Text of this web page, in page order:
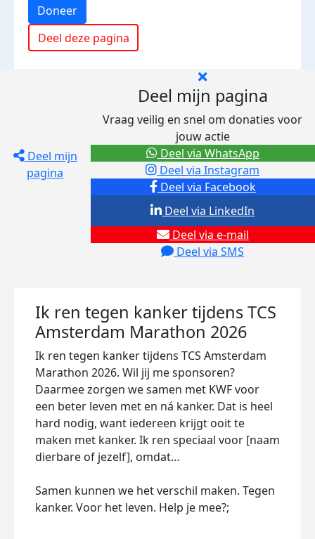
Doneer
Deel deze pagina
Deel mijn
pagina
Deel mijn pagina
Vraag veilig en snel om donaties voor
jouw actie
Deel via Facebook
Deel via Instagram
Deel via e-mail
Deel via SMS
Deel via LinkedIn
Deel via WhatsApp
Ik ren tegen kanker tijdens TCS
Amsterdam Marathon 2026
Ik ren tegen kanker tijdens TCS Amsterdam
Marathon 2026. Wil jij me sponsoren?
Daarmee zorgen we samen met KWF voor
een beter leven met en ná kanker. Dat is heel
hard nodig, want iedereen krijgt ooit te
maken met kanker. Ik ren speciaal voor [naam
dierbare of jezelf], omdat…
Samen kunnen we het verschil maken. Tegen
kanker. Voor het leven. Help je mee?;